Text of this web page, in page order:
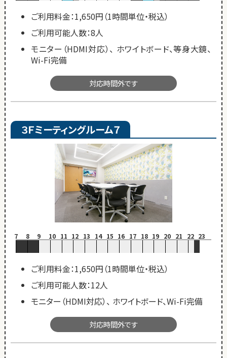
ご利用料金：1,650円（1時間単位・税込）
ご利用可能人数：8人
モニター（HDMI対応）、 ホワイトボード、等身大鏡、
Wi-Fi完備
対応時間外です
３Ｆミーティングルーム７
7 8 9 10 11 12 13 14 15 16 17 18 19 20 21 22 23
ご利用料金：1,650円（1時間単位・税込）
ご利用可能人数：12人
モニター（HDMI対応）、 ホワイトボード、Wi-Fi完備
対応時間外です